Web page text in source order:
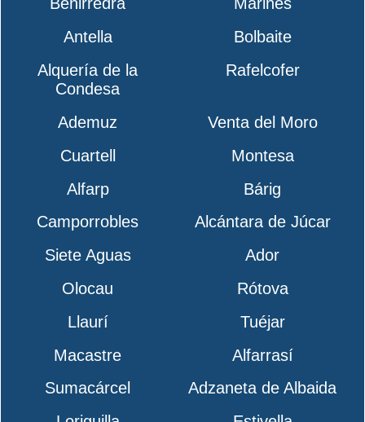
Benirredrá
Marines
Antella
Bolbaite
Alquería de la
Condesa
Rafelcofer
Ademuz
Venta del Moro
Cuartell
Montesa
Alfarp
Bárig
Camporrobles
Alcántara de Júcar
Siete Aguas
Ador
Olocau
Rótova
Llaurí
Tuéjar
Macastre
Alfarrasí
Sumacárcel
Adzaneta de Albaida